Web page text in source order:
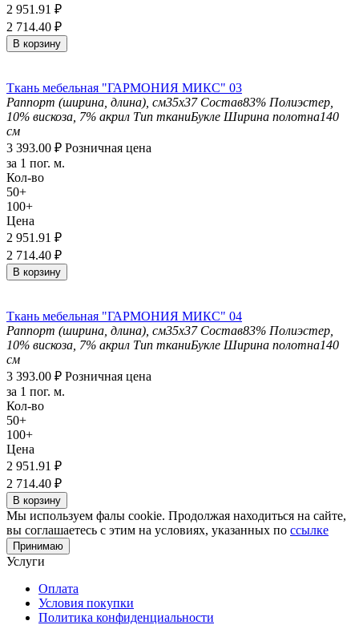
2 951.91 ₽
2 714.40 ₽
В корзину
Ткань мебельная "ГАРМОНИЯ МИКС" 03
Раппорт (ширина, длина), см35х37 Состав83% Полиэстер,
10% вискоза, 7% акрил Тип тканиБукле Ширина полотна140
см
3 393.00 ₽ Розничная цена
за 1 пог. м.
Кол-во
50+
100+
Цена
2 951.91 ₽
2 714.40 ₽
В корзину
Ткань мебельная "ГАРМОНИЯ МИКС" 04
Раппорт (ширина, длина), см35х37 Состав83% Полиэстер,
10% вискоза, 7% акрил Тип тканиБукле Ширина полотна140
см
3 393.00 ₽ Розничная цена
за 1 пог. м.
Кол-во
50+
100+
Цена
2 951.91 ₽
2 714.40 ₽
В корзину
Мы используем фалы cookie. Продолжая находиться на сайте,
вы соглашаетесь с этим на условиях, указанных по ссылке
Принимаю
Услуги
Оплата
Условия покупки
Политика конфиденциальности